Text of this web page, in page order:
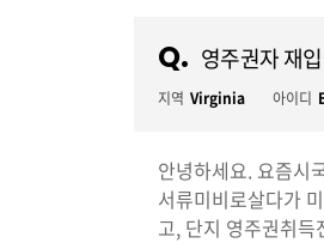
Q. 영주권자 재
지역 Virginia 아이디
안녕하세요. 요즘시
서류미비로살다가
고, 단지 영주권취